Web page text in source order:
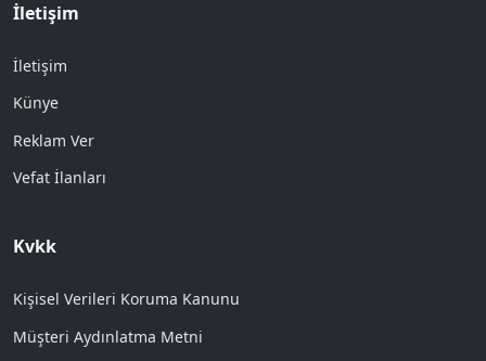
İletişim
İletişim
Künye
Reklam Ver
Vefat İlanları
Kvkk
Kişisel Verileri Koruma Kanunu
Müşteri Aydınlatma Metni